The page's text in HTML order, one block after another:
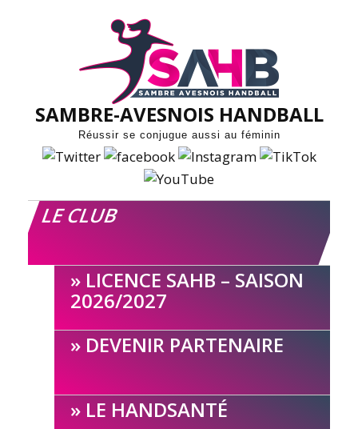
SAMBRE-AVESNOIS HANDBALL
Réussir se conjugue aussi au féminin
LE CLUB
LICENCE SAHB – SAISON
2026/2027
DEVENIR PARTENAIRE
LE HANDSANTÉ